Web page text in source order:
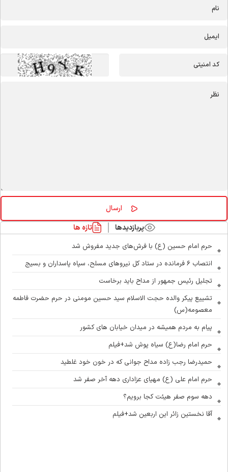
پربازدیدها تازه ها
حرم امام حسین (ع) با فرش‌های جدید مفروش شد
انتصاب ۶ فرمانده در ستاد کل نیروهای مسلح، سپاه پاسداران و بسیج
تجلیل رئیس جمهور از مداح باید برخاست
تشییع پیکر والده حجت الاسلام سید حسین مومنی در حرم حضرت فاطمه
معصومه(س)
پیام به مردم همیشه در میدان خیابان های کشور
حرم امام رضا(ع) سیاه پوش شد+فیلم
حمیدرضا رجب زاده مداح جوانی که در خون خود غلطید
حرم امام علی (ع) مهیای عزاداری دهه آخر صفر شد
دهه سوم صفر هیئت کجا برویم؟
آقا نخستین زائر این اربعین شد+فیلم